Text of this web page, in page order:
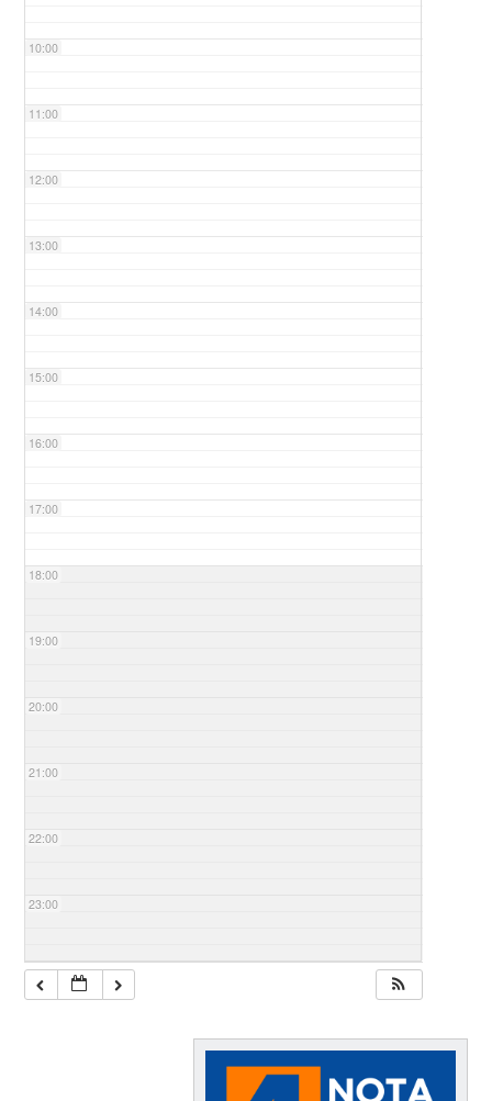
10:00
11:00
12:00
13:00
14:00
15:00
16:00
17:00
18:00
19:00
20:00
21:00
22:00
23:00